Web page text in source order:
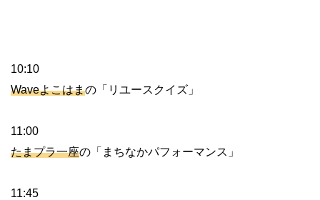
10:10
Waveよこはまの「リユースクイズ」
11:00
たまプラ一座の「まちなかパフォーマンス」
11:45